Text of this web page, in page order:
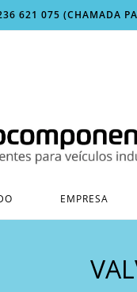
621 075 (CHAMADA
EMPRESA